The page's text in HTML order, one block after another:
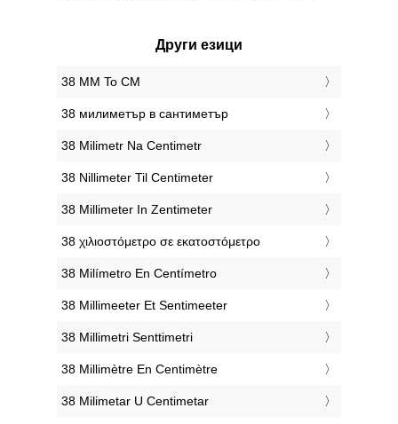
Други езици
‎38 MM To CM
‎38 милиметър в сантиметър
‎38 Milimetr Na Centimetr
‎38 Nillimeter Til Centimeter
‎38 Millimeter In Zentimeter
‎38 χιλιοστόμετρο σε εκατοστόμετρο
‎38 Milímetro En Centímetro
‎38 Millimeeter Et Sentimeeter
‎38 Millimetri Senttimetri
‎38 Millimètre En Centimètre
‎38 Milimetar U Centimetar